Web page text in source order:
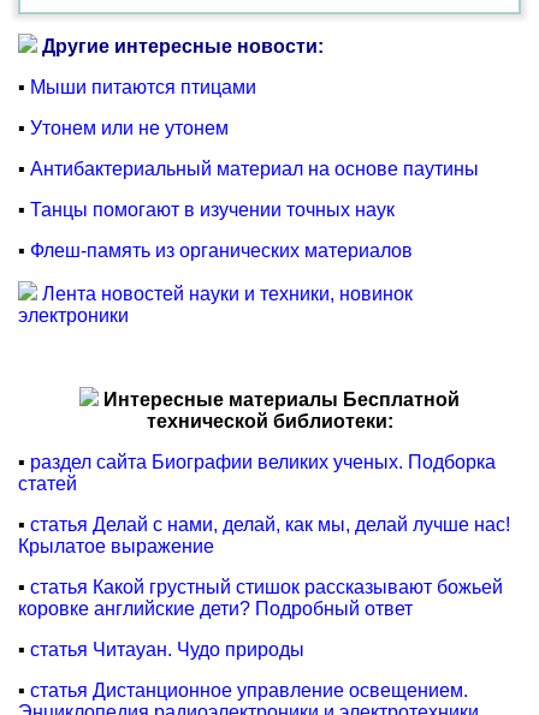
Другие интересные новости:
▪ Мыши питаются птицами
▪ Утонем или не утонем
▪ Антибактериальный материал на основе паутины
▪ Танцы помогают в изучении точных наук
▪ Флеш-память из органических материалов
Лента новостей науки и техники, новинок
электроники
Интересные материалы Бесплатной
технической библиотеки:
▪ раздел сайта Биографии великих ученых. Подборка
статей
▪ статья Делай с нами, делай, как мы, делай лучше нас!
Крылатое выражение
▪ статья Какой грустный стишок рассказывают божьей
коровке английские дети? Подробный ответ
▪ статья Читауан. Чудо природы
▪ статья Дистанционное управление освещением.